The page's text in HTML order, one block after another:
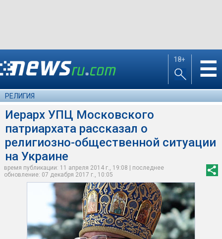
18+ ☰
РЕЛИГИЯ
Иерарх УПЦ Московского
патриархата рассказал о
религиозно-общественной ситуации
на Украине
время публикации: 11 апреля 2014 г., 19:08 | последнее
обновление: 07 декабря 2017 г., 10:05